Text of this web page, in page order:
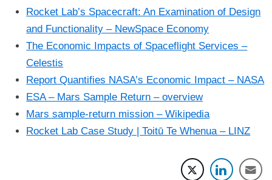
Rocket Lab’s Spacecraft: An Examination of Design
and Functionality – NewSpace Economy
The Economic Impacts of Spaceflight Services –
Celestis
Report Quantifies NASA’s Economic Impact – NASA
ESA – Mars Sample Return – overview
Mars sample-return mission – Wikipedia
Rocket Lab Case Study | Toitū Te Whenua – LINZ